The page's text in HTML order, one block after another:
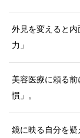
外見を変えると
力」
美容医療に頼る
慣」。
鏡に映る自分を